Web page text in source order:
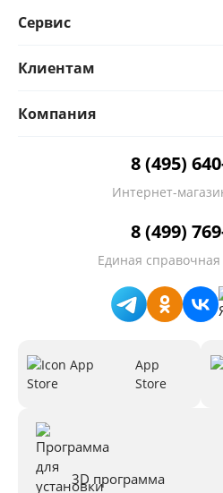
Сервис
Клиентам
Компания
8 (495)
Интернет-
8 (499)
Единая справочная
App
Store
3D программа